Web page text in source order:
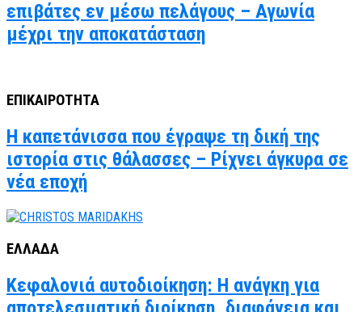
επιβάτες εν μέσω πελάγους – Αγωνία
μέχρι την αποκατάσταση
ΕΠΙΚΑΙΡΟΤΗΤΑ
Η καπετάνισσα που έγραψε τη δική της
ιστορία στις θάλασσες – Ρίχνει άγκυρα σε
νέα εποχή
ΕΛΛΑΔΑ
Κεφαλονιά αυτοδιοίκηση: Η ανάγκη για